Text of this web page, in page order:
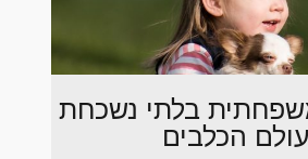
בלתי נשכחת
הכלבים